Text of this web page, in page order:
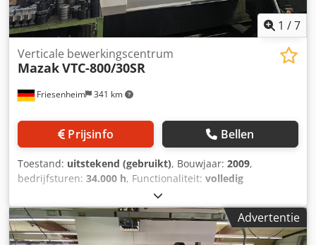
1 /7
Friesenheim 341 km
Verticale bewerkingscentrum
MazakVTC-800/30SR
Prijsinfo Bellen
Toestand: uitstekend (gebruikt), Bouwjaar: 2009,
bedrijfsturen: 34.000 h, Functionaliteit: volledig
, verplaatsingsafstand X-as:
verplaatsing Y-as:800 mm, verplaatsingsafstand Z-as:720
mm, snelle verplaatsing X-as:50 m/min, snelle
verplaatsing Y-as:50 m/min , snelle verplaatsing Z-as:50
Advertentie